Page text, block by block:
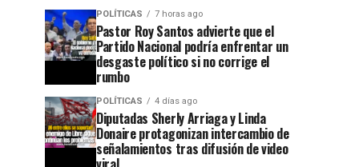
POLÍTICAS 7 horas ago
Pastor Roy Santos advierte que el
Partido Nacional podría enfrentar un
desgaste político si no corrige el
rumbo
POLÍTICAS 4 días ago
Diputadas Sherly Arriaga y Linda
Donaire protagonizan intercambio de
señalamientos tras difusión de video